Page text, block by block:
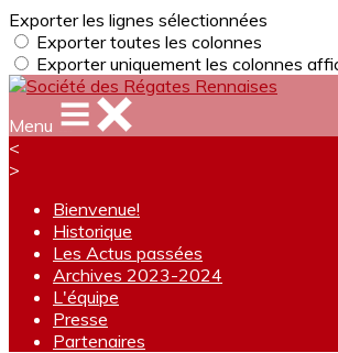
Exporter les lignes sélectionnées
Exporter toutes les colonnes
Exporter uniquement les colonnes
Menu
<
>
Bienvenue!
Historique
Les Actus passées
Archives 2023-2024
L'équipe
Presse
Partenaires